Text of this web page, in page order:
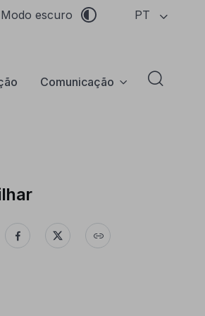
Modo escuro PT
Comunicação Abrir